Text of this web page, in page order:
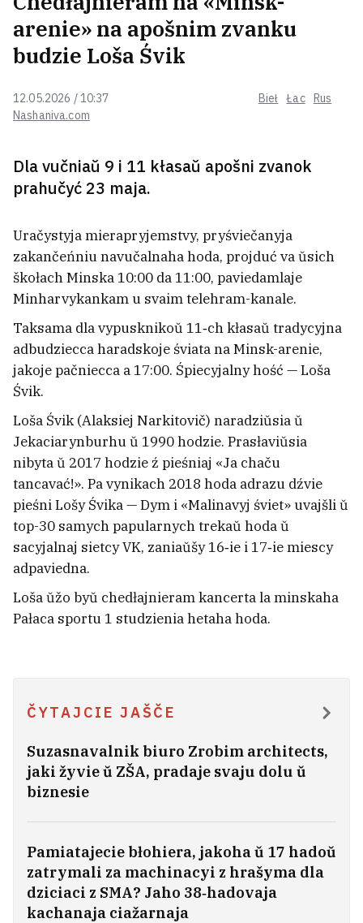
Nashaniva.com
12.05.2026 / 10:37 Bieł Łac Rus
arenie» na apošnim zvanku
budzie Loša Śvik
Dla vučniaŭ 9 i 11 kłasaŭ apošni zvanok
prahučyć 23 maja.
Uračystyja mierapryjemstvy, pryśviečanyja
zakančeńniu navučalnaha hoda, projduć va ŭsich
škołach Minska 10:00 da 11:00, paviedamlaje
Minharvykankam u svaim telehram-kanale.
Taksama dla vypusknikoŭ 11‑ch kłasaŭ tradycyjna
adbudziecca haradskoje śviata na Minsk-arenie,
jakoje pačniecca a 17:00. Śpiecyjalny hość — Loša
Śvik.
Loša Śvik (Alaksiej Narkitovič) naradziŭsia ŭ
Jekaciarynburhu ŭ 1990 hodzie. Prasłaviŭsia
nibyta ŭ 2017 hodzie ź pieśniaj «Ja chaču
tancavać!». Pa vynikach 2018 hoda adrazu dźvie
pieśni Lošy Śvika — Dym i «Malinavyj śviet» uvajšli ŭ
top-30 samych papularnych trekaŭ hoda ŭ
sacyjalnaj sietcy VK, zaniaŭšy 16‑ie i 17‑ie miescy
adpaviedna.
Loša ŭžo byŭ chedłajnieram kancerta la minskaha
Pałaca sportu 1 studzienia hetaha hoda.
ČYTAJCIE JAŠČE
Suzasnavalnik biuro Zrobim architects,
jaki žyvie ŭ ZŠA, pradaje svaju dolu ŭ
biznesie
Pamiatajecie błohiera, jakoha ŭ 17 hadoŭ
zatrymali za machinacyi z hrašyma dla
dziciaci z SMA? Jaho 38‑hadovaja
kachanaja ciažarnaja
Pamiatajecie miłych dzikich koniej
na prypynku ŭ Vałožynskim
rajonie? Ich tam užo niama
Łukašenka papraknuŭ Tapuzidzisa
NATA ŭžo vosieńniu, ličyć raźviedka
ZŠA
4
Cichanoŭskaja zaklikała biełarusaŭ
na emihracyi być bolš aktyŭnymi, a
nie spadziavacca na kabiniety
54
maralnuju siłu. Były kalinoviec Kuś
unutranuju raŭnavahu
13